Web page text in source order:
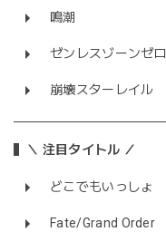
鳴潮
ゼンレスゾーンゼロ
崩壊スターレイル
＼ 注目タイトル ／
どこでもいっしょ
Fate/Grand Order